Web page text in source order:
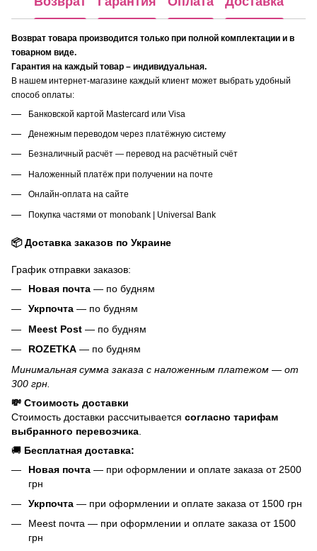
Возврат товара производится только при полной комплектации и в
товарном виде.
Гарантия на каждый товар – индивидуальная.
В нашем интернет-магазине каждый клиент может выбрать удобный
способ оплаты:
Банковской картой Mastercard или Visa
Денежным переводом через платёжную систему
Безналичный расчёт — перевод на расчётный счёт
Наложенный платёж при получении на почте
Онлайн-оплата на сайте
Покупка частями от monobank | Universal Bank
📦 Доставка заказов по Украине
График отправки заказов:
Новая почта — по будням
Укрпочта — по будням
Meest Post — по будням
ROZETKA — по будням
Минимальная сумма заказа с наложенным платежом — от
300 грн.
💸 Стоимость доставки
Стоимость доставки рассчитывается согласно тарифам
выбранного перевозчика
🚚 Бесплатная доставка:
Новая почта — при оформлении и оплате заказа от 2500
грн
Укрпочта — при оформлении и оплате заказа от 1500 грн
Meest почта — при оформлении и оплате заказа от 1500
грн